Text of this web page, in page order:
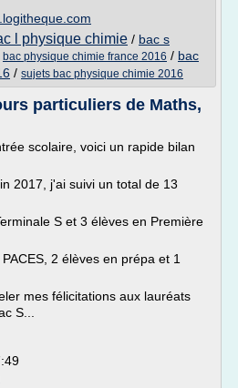
l physique chimie / bac s
bac physique chimie france 2016 / bac
/ sujets bac physique chimie 2016
particuliers de Maths,
scolaire, voici un rapide bilan
2017, j'ai suivi un total de 13
S et 3 élèves en Première
2 élèves en prépa et 1
mes félicitations aux lauréats
S...